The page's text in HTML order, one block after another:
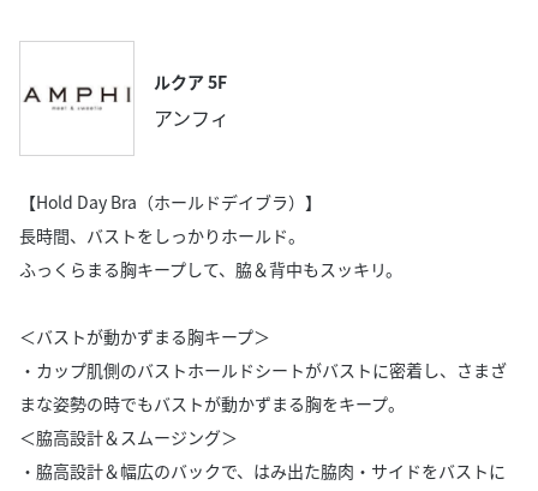
ルクア 5F
アンフィ
【Hold Day Bra（ホールドデイブラ）】
長時間、バストをしっかりホールド。
ふっくらまる胸キープして、脇＆背中もスッキリ。
＜バストが動かずまる胸キープ＞
・カップ肌側のバストホールドシートがバストに密着し、さまざ
まな姿勢の時でもバストが動かずまる胸をキープ。
＜脇高設計＆スムージング＞
・脇高設計＆幅広のバックで、はみ出た脇肉・サイドをバストに